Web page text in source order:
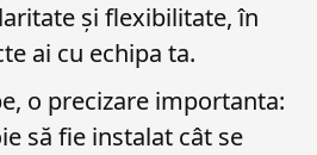
și flexibilitate, în
ai cu echipa ta.
o precizare importanta:
să fie instalat cât se